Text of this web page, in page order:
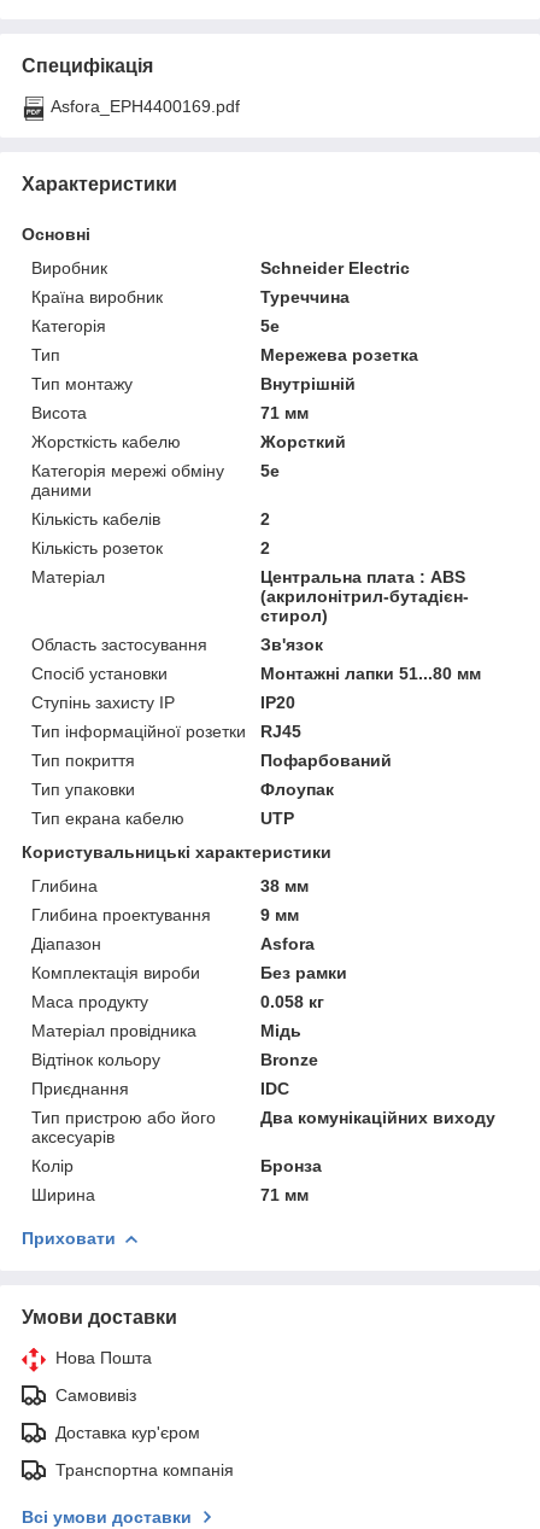
Специфікація
Asfora_EPH4400169.pdf
Характеристики
Основні
Виробник
Schneider Electric
Країна виробник
Туреччина
Категорія
5e
Тип
Мережева розетка
Тип монтажу
Внутрішній
Висота
71 мм
Жорсткість кабелю
Жорсткий
Категорія мережі обміну
даними
5e
Кількість кабелів
2
Кількість розеток
2
Матеріал
Центральна плата : ABS
(акрилонітрил-бутадієн-
стирол)
Область застосування
Зв'язок
Спосіб установки
Монтажні лапки 51...80 мм
Ступінь захисту IP
IP20
Тип інформаційної розетки
RJ45
Тип покриття
Пофарбований
Тип упаковки
Флоупак
Тип екрана кабелю
UTP
Користувальницькі характеристики
Глибина
38 мм
Глибина проектування
9 мм
Діапазон
Asfora
Комплектація вироби
Без рамки
Маса продукту
0.058 кг
Матеріал провідника
Мідь
Відтінок кольору
Bronze
Приєднання
IDC
Тип пристрою або його
аксесуарів
Два комунікаційних виходу
Колір
Бронза
Ширина
71 мм
Приховати
Умови доставки
Нова Пошта
Самовивіз
Доставка кур'єром
Транспортна компанія
Всі умови доставки